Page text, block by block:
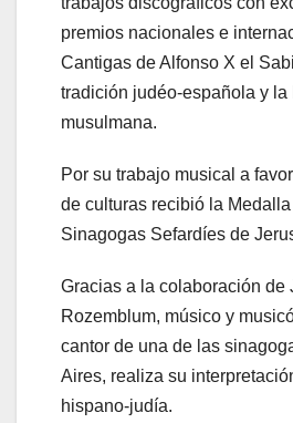
premios nacionales e
Cantigas de Alfonso X el
tradición judéo-española y
musulmana.
Por su trabajo musical a
de culturas recibió la
Sinagogas Sefardíes de
Gracias a la colaboración de
Rozemblum, músico y
cantor de una de las
Aires, realiza su
hispano-judía.